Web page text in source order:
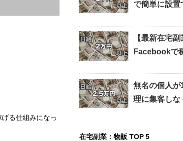
る仕組みになっ
で簡単に設置
【最新在宅副
Facebookで
無名の個人が
理に集客しな
在宅副業：物販 TOP 5